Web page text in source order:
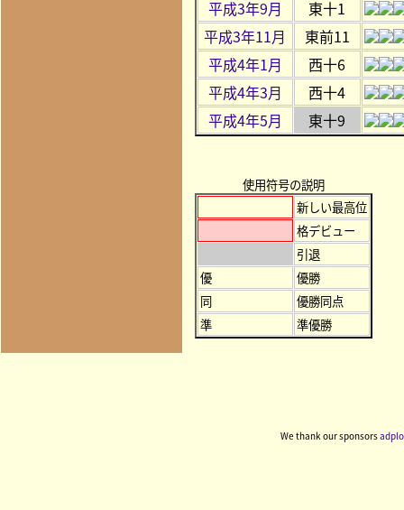
平成3年9月
東十1
平成3年11月
東前11
平成4年1月
西十6
平成4年3月
西十4
平成4年5月
東十9
使用符号の説明
新しい最高位
格デビュー
引退
優
優勝
同
優勝同点
準
準優勝
We thank our sponsors